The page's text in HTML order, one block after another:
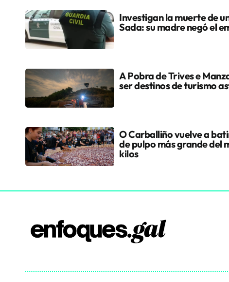
Investigan la muerte de
Sada: su madre negó el
A Pobra de Trives e
ser destinos de turismo
O Carballiño vuelve a
de pulpo más grande del
kilos